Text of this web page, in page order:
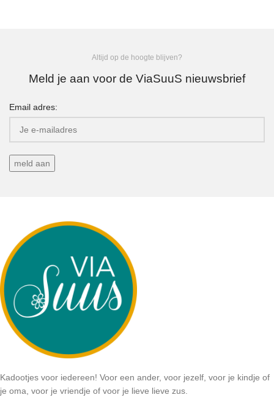
Altijd op de hoogte blijven?
Meld je aan voor de ViaSuuS nieuwsbrief
Email adres:
Kadootjes voor iedereen! Voor een ander, voor jezelf, voor je kindje of
je oma, voor je vriendje of voor je lieve lieve zus.